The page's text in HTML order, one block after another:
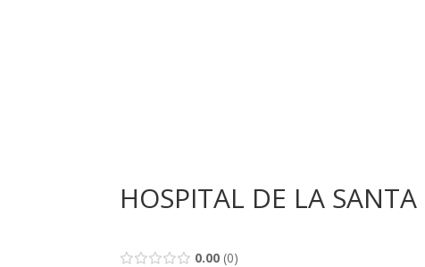
HOSPITAL DE LA
0.00 0